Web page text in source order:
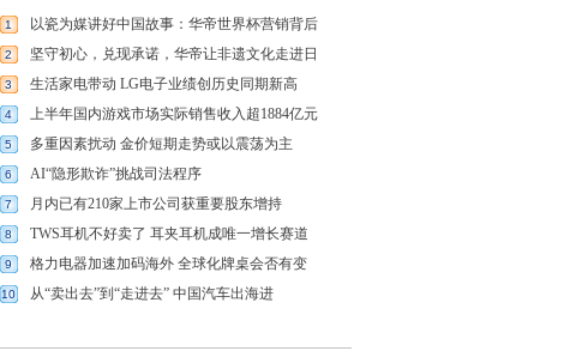
1 以瓷为媒讲好中国故事：华帝世界杯营销背后
2 坚守初心，兑现承诺，华帝让非遗文化走进日
3 生活家电带动 LG电子业绩创历史同期新高
4 上半年国内游戏市场实际销售收入超1884亿元
5 多重因素扰动 金价短期走势或以震荡为主
6 AI“隐形欺诈”挑战司法程序
7 月内已有210家上市公司获重要股东增持
8 TWS耳机不好卖了 耳夹耳机成唯一增长赛道
9 格力电器加速加码海外 全球化牌桌会否有变
10 从“卖出去”到“走进去” 中国汽车出海进